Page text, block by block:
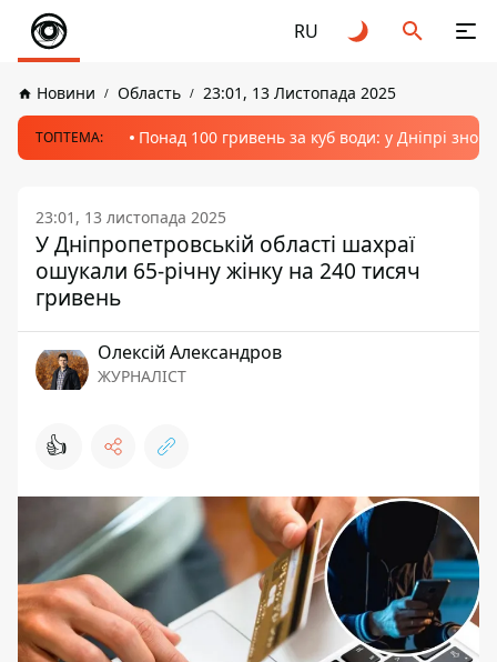
RU
Новини Область 23:01, 13 Листопада 2025
ТОПТЕМА: Понад 100 гривень за куб води: у Дніпрі
23:01, 13 листопада 2025
У Дніпропетровській області шахраї
ошукали 65-річну жінку на 240 тисяч
гривень
Олексій Александров
ЖУРНАЛІСТ
👍